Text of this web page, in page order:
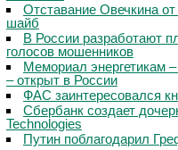
Отставание Овечкина
шайб
В России разработают
голосов мошенников
Мемориал энергетикам
– открыт в России
ФАС заинтересовался
Сбербанк создает
Technologies
Путин поблагодарил